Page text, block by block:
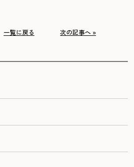
一覧に戻る 次の記事へ »